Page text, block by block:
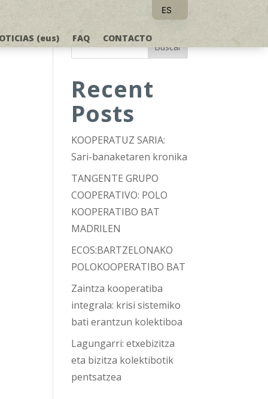
(eus) FAQ CONTACTO
Buscar
Recent
Posts
KOOPERATUZ SARIA:
Sari-banaketaren kronika
TANGENTE GRUPO
COOPERATIVO: POLO
KOOPERATIBO BAT
MADRILEN
ECOS:BARTZELONAKO
POLOKOOPERATIBO BAT
Zaintza kooperatiba
integrala: krisi sistemiko
bati erantzun kolektiboa
Lagungarri: etxebizitza
eta bizitza kolektibotik
pentsatzea
ES